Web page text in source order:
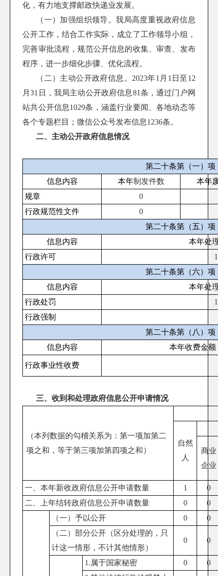
化，有力地支撑邮政快递业发展。
（一）加强组织领导。我局高度重视政府信息
公开工作，结合工作实际，成立了工作领导小组，
完善审批流程，规范公开信息的收集、审查、发布
程序，进一步细化步骤、优化流程。
（二）主动公开政府信息。 2023年1 月 1 日至12
月31 日，我局主动公开政府信息81条，通过门户网
站共公开信息1029条，涵盖行业要闻、各地动态等
各个专题栏目；微信公众号发布信息1236条。
二、主动公开政府信息情况
第二十条第（一）项
信息内容
本年制发件数
本年
规章
0
行政规范性文件
0
第二十条第（五）项
信息内容
本年处
行政许可
第二十条第（六）项
信息内容
本年处
行政处罚
行政强制
第二十条第（八）项
信息内容
本年收费金
行政事业性收费
三、收到和处理政府信息公开申请情况
（本列数据的勾稽关系为：第一项加第二
项之和，等于第三项加第四项之和）
自然
人
商业
企业
一、本年新收政府信息公开申请数量 1
0
二、上年结转政府信息公开申请数量
0
0
（一）予以公开
0
0
（二）部分公开（区分处理的，只
计这一情形，不计其他情形）
0 0
1.属于国家秘密 0
0